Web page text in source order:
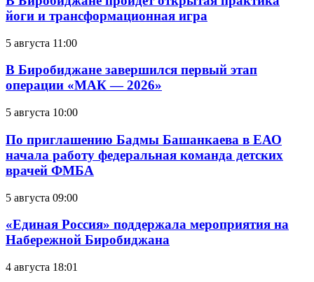
йоги и трансформационная игра
5 августа 11:00
В Биробиджане завершился первый этап
операции «МАК — 2026»
5 августа 10:00
По приглашению Бадмы Башанкаева в ЕАО
начала работу федеральная команда детских
врачей ФМБА
5 августа 09:00
«Единая Россия» поддержала мероприятия на
Набережной Биробиджана
4 августа 18:01